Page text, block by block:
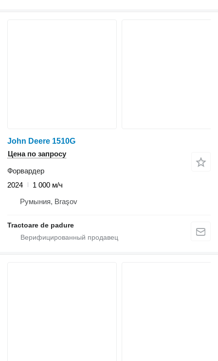
John Deere 1510G
Цена по запросу
Форвардер
2024
1 000 м/ч
Румыния, Braşov
Tractoare de padure